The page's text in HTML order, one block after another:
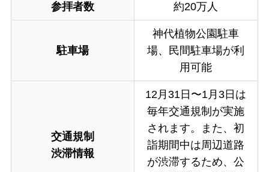
参拝者数 約20万人
駐車場
神代植物公園駐車
場、民間駐車場が利
用可能
交通規制
渋滞情報
12月31日〜1月3日は
毎年交通規制が実施
されます。また、初
詣期間中は周辺道路
が渋滞するため、公